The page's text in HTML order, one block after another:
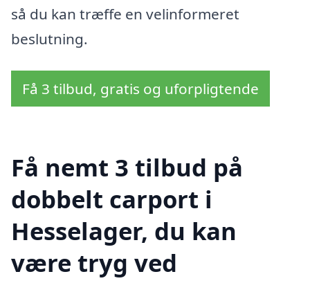
så du kan træffe en velinformeret
beslutning.
Få 3 tilbud, gratis og uforpligtende
Få nemt 3 tilbud på
dobbelt carport i
Hesselager, du kan
være tryg ved